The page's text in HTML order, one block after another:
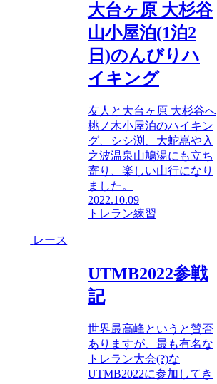
大台ヶ原 大杉谷
山小屋泊(1泊2
日)のんびりハ
イキング
友人と大台ヶ原 大杉谷へ
桃ノ木小屋泊のハイキン
グ、シシ渕、大蛇嵓や入
之波温泉山鳩湯にも立ち
寄り、楽しい山行になり
ました。
2022.10.09
トレラン練習
レース
UTMB2022参戦
記
世界最高峰というと賛否
ありますが、最も有名な
トレラン大会(?)な
UTMB2022に参加してき